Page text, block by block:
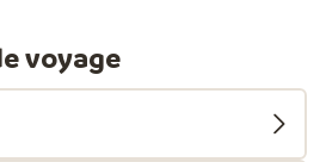
disponible pour passer
Le Coral Cotillo Beach dispose
d'une pataugeoire séparée
êtes assuré de passer une
voyage